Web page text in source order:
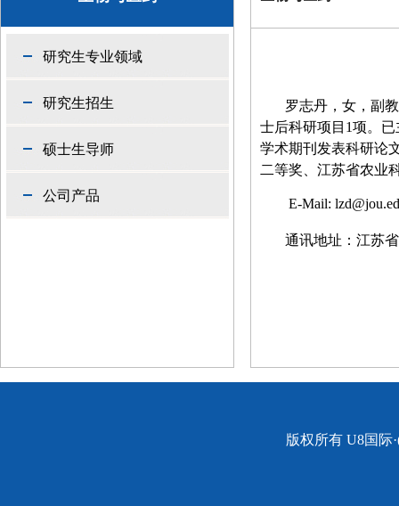
研究生专业领域
研究生招生
硕士生导师
公司产品
罗志丹 ，女，副
士后科研项目 1项。已
学术期刊发表科研论
二等奖、江苏省农业
E-Mail:
通讯地址：江苏
版权所有 U8国际